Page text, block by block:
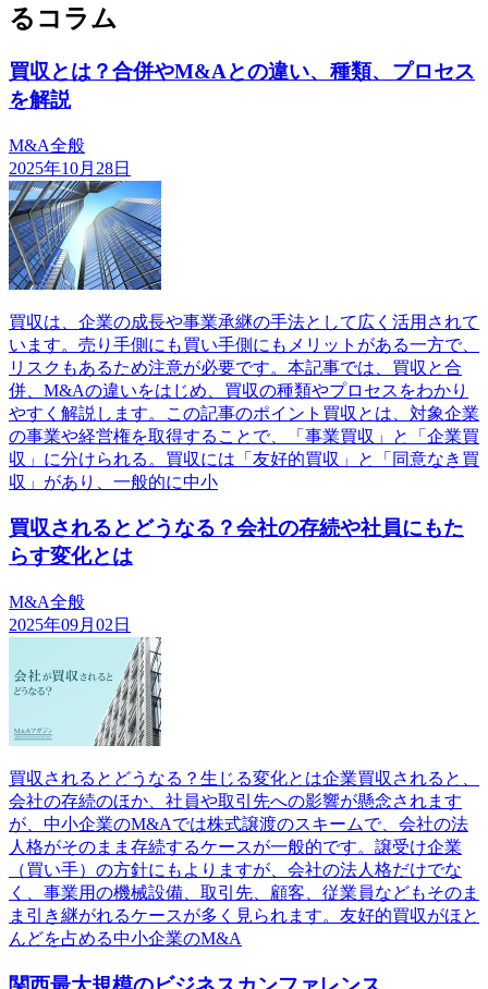
るコラム
買収とは？合併やM&Aとの違い、種類、プロセス
を解説
M&A全般
2025年10月28日
買収は、企業の成長や事業承継の手法として広く活用されて
います。売り手側にも買い手側にもメリットがある一方で、
リスクもあるため注意が必要です。本記事では、買収と合
併、M&Aの違いをはじめ、買収の種類やプロセスをわかり
やすく解説します。この記事のポイント買収とは、対象企業
の事業や経営権を取得することで、「事業買収」と「企業買
収」に分けられる。買収には「友好的買収」と「同意なき買
収」があり、一般的に中小
買収されるとどうなる？会社の存続や社員にもた
らす変化とは
M&A全般
2025年09月02日
買収されるとどうなる？生じる変化とは企業買収されると、
会社の存続のほか、社員や取引先への影響が懸念されます
が、中小企業のM&Aでは株式譲渡のスキームで、会社の法
人格がそのまま存続するケースが一般的です。譲受け企業
（買い手）の方針にもよりますが、会社の法人格だけでな
く、事業用の機械設備、取引先、顧客、従業員などもそのま
ま引き継がれるケースが多く見られます。友好的買収がほと
んどを占める中小企業のM&A